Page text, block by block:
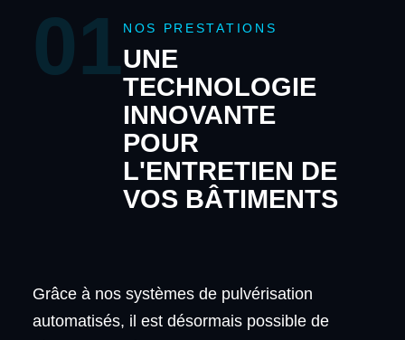
01 NOS PRESTATIONS
UNE
TECHNOLOGIE
INNOVANTE
POUR
L'ENTRETIEN DE
VOS BÂTIMENTS
Grâce à nos systèmes de pulvérisation
automatisés, il est désormais possible de